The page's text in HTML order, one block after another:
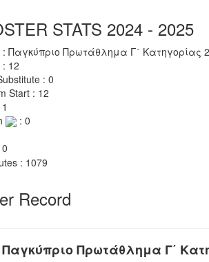
STATS 2024 - 2025
: Παγκύπριο Πρωτάθλημα Γ΄ Κατηγορίας
: 12
: 0
Start : 12
: 0
: 1079
Record
Παγκύπριο Πρωτάθλημα Γ΄